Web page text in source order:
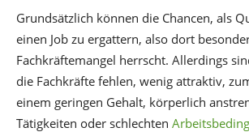
Grundsätzlich können die Chancen, als
einen Job zu ergattern, also dort
Fachkräftemangel herrscht. Allerdings
die Fachkräfte fehlen, wenig attraktiv,
einem geringen Gehalt, körperlich
Tätigkeiten oder schlechten